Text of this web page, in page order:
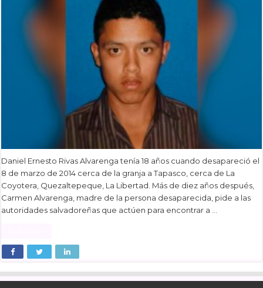
Daniel Ernesto Rivas Alvarenga tenía 18 años cuando desapareció el
8 de marzo de 2014 cerca de la granja a Tapasco, cerca de La
Coyotera, Quezaltepeque, La Libertad. Más de diez años después,
Carmen Alvarenga, madre de la persona desaparecida, pide a las
autoridades salvadoreñas que actúen para encontrar a …